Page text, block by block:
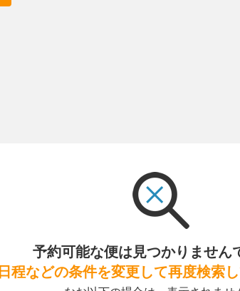
予約可能な便は見つかりません
日程などの条件を変更して再度検索し